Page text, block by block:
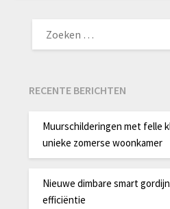
NAAR:
RECENTE BERICHTEN
Muurschilderingen met felle
unieke zomerse woonkamer
Nieuwe dimbare smart
efficiëntie